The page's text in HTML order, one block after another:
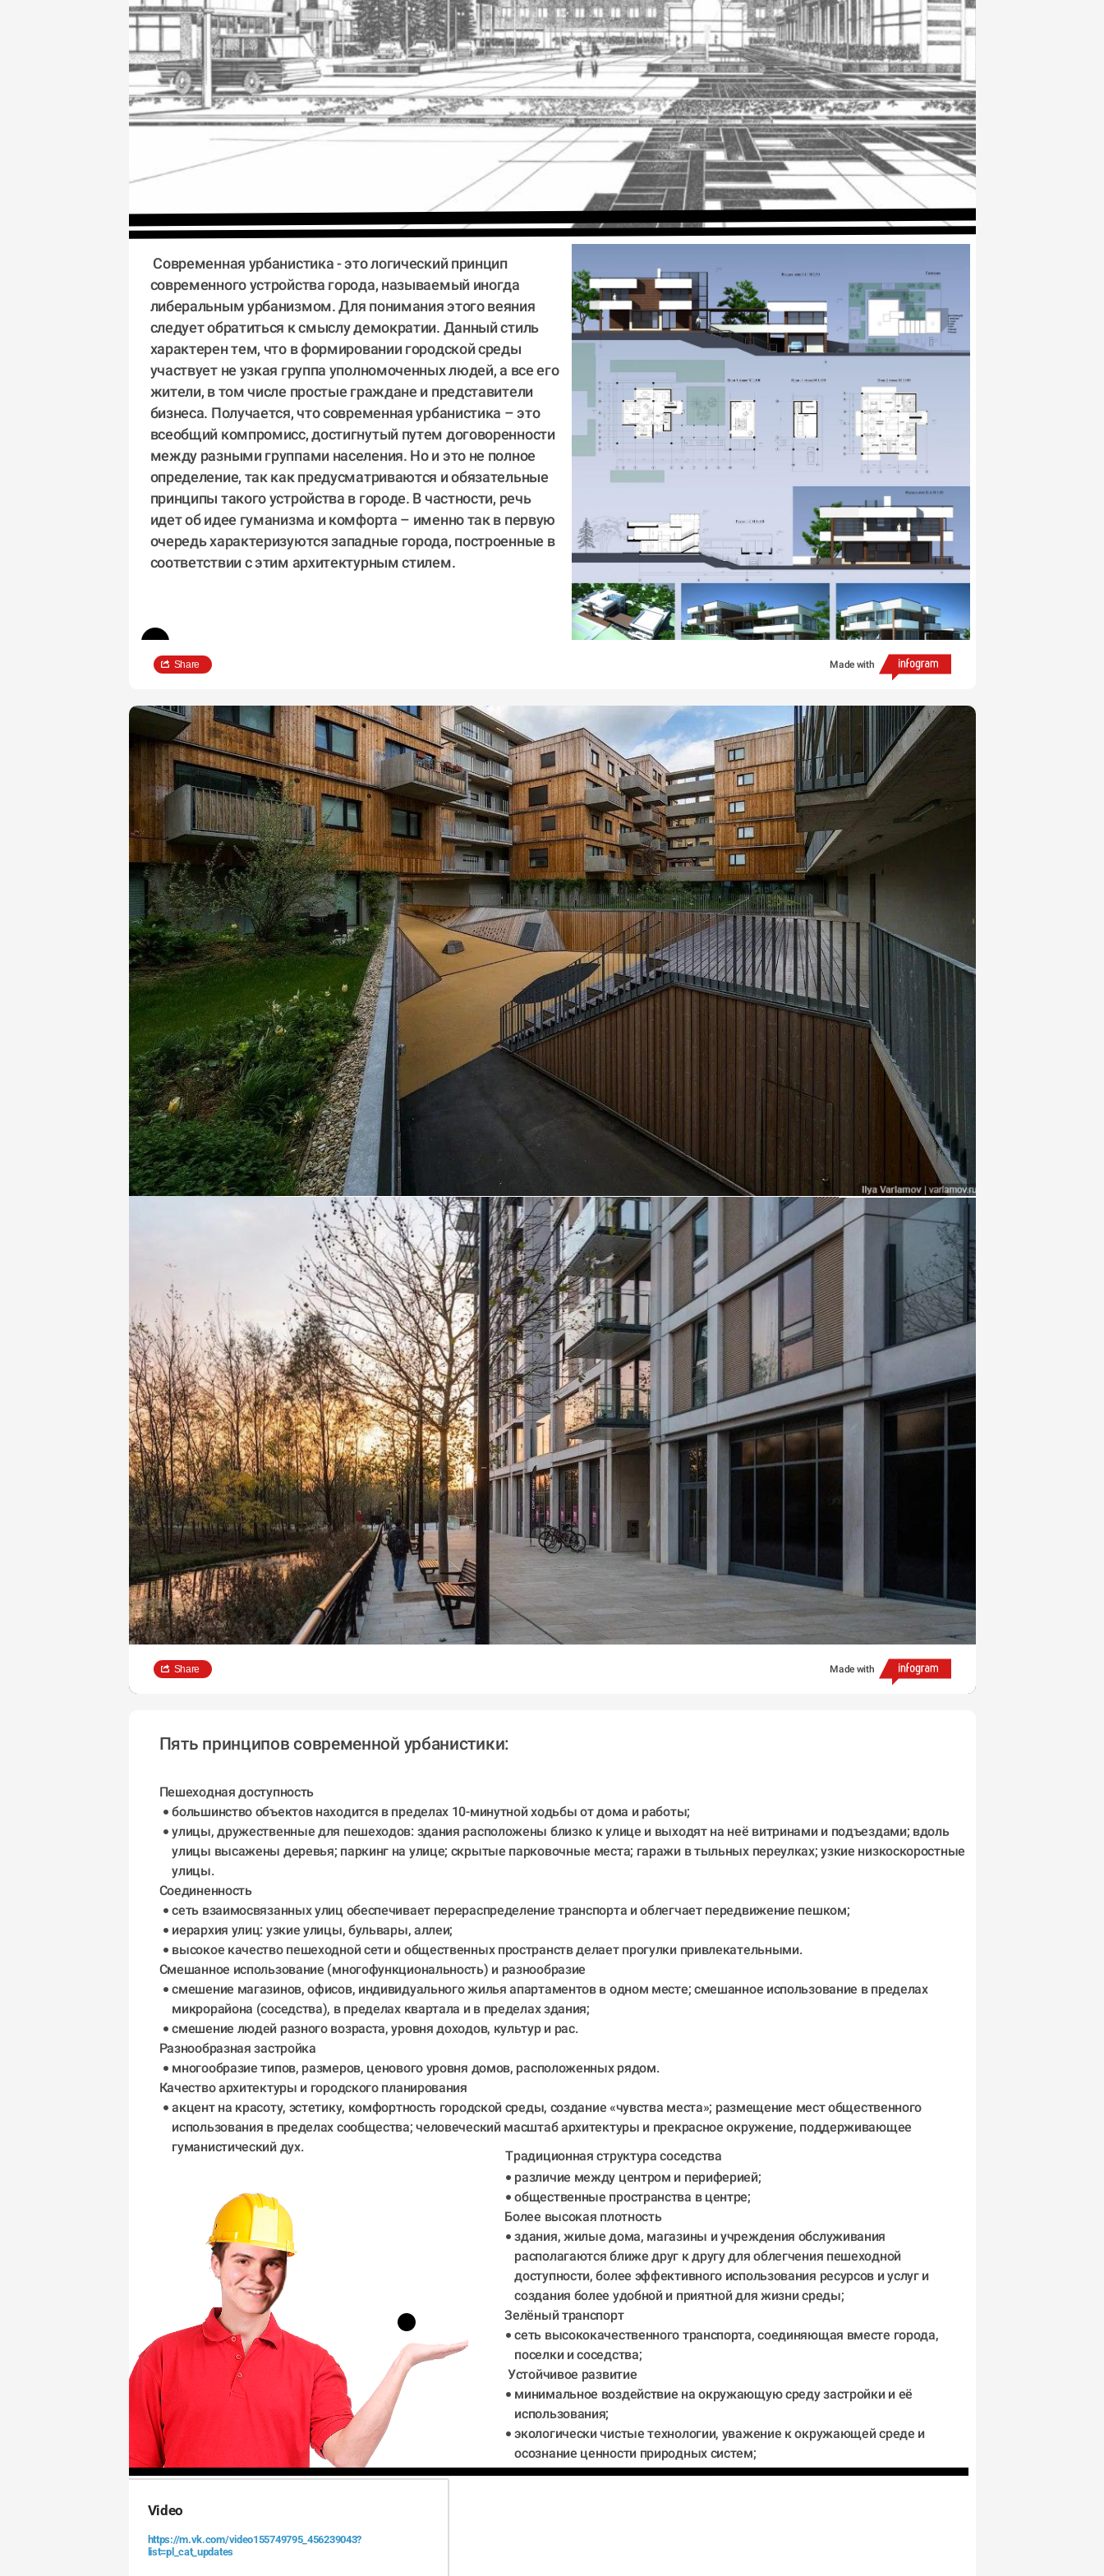
современного устройства города, называемый иногда
либеральным урбанизмом. Для понимания этого веяния
следует обратиться к смыслу демократии. Данный стиль
характерен тем, что в формировании городской среды
участвует не узкая группа уполномоченных людей, а все его
жители, в том числе простые граждане и представители
бизнеса. Получается, что современная урбанистика – это
всеобщий компромисс, достигнутый путем договоренности
между разными группами населения. Но и это не полное
определение, так как предусматриваются и обязательные
принципы такого устройства в городе. В частности, речь
идет об идее гуманизма и комфорта – именно так в первую
очередь характеризуются западные города, построенные в
соответствии с этим архитектурным стилем.
Share Made with
Share Made with
Пять принципов современной урбанистики:
Пешеходная доступность
большинство объектов находится в пределах 10-минутной ходьбы от дома и работы;
улицы, дружественные для пешеходов: здания расположены близко к улице и выходят на неё витринами и подъездами; вдоль
улицы высажены деревья; паркинг на улице; скрытые парковочные места; гаражи в тыльных переулках; узкие низкоскоростные
улицы.
Соединенность
сеть взаимосвязанных улиц обеспечивает перераспределение транспорта и облегчает передвижение пешком;
иерархия улиц: узкие улицы, бульвары, аллеи;
высокое качество пешеходной сети и общественных пространств делает прогулки привлекательными.
Смешанное использование (многофункциональность) и разнообразие
смешение магазинов, офисов, индивидуального жилья апартаментов в одном месте; смешанное использование в пределах
микрорайона (соседства), в пределах квартала и в пределах здания;
смешение людей разного возраста, уровня доходов, культур и рас.
Разнообразная застройка
многообразие типов, размеров, ценового уровня домов, расположенных рядом.
Качество архитектуры и городского планирования
акцент на красоту, эстетику, комфортность городской среды, создание «чувства места»; размещение мест общественного
использования в пределах сообщества; человеческий масштаб архитектуры и прекрасное окружение, поддерживающее
гуманистический дух.
Традиционная структура соседства
различие между центром и периферией;
общественные пространства в центре;
Более высокая плотность
здания, жилые дома, магазины и учреждения обслуживания
располагаются ближе друг к другу для облегчения пешеходной
доступности, более эффективного использования ресурсов и услуг и
создания более удобной и приятной для жизни среды;
Зелёный транспорт
сеть высококачественного транспорта, соединяющая вместе города,
поселки и соседства;
Устойчивое развитие
минимальное воздействие на окружающую среду застройки и её
использования;
экологически чистые технологии, уважение к окружающей среде и
осознание ценности природных систем;
Video
https://m.vk.com/video155749795_456239043?
list=pl_cat_updates